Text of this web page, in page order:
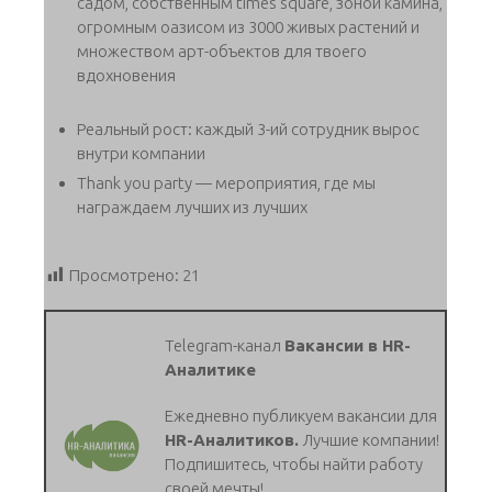
огромным оазисом из 3000 живых растений и
множеством арт-объектов для твоего
вдохновения
Реальный рост: каждый 3-ий сотрудник вырос
внутри компании
Thank you party — мероприятия, где мы
награждаем лучших из лучших
Просмотрено: 21
Telegram-канал Вакансии в HR-
Аналитике
Ежедневно публикуем вакансии для
HR-Аналитиков. Лучшие компании!
Подпишитесь, чтобы найти работу
своей мечты!